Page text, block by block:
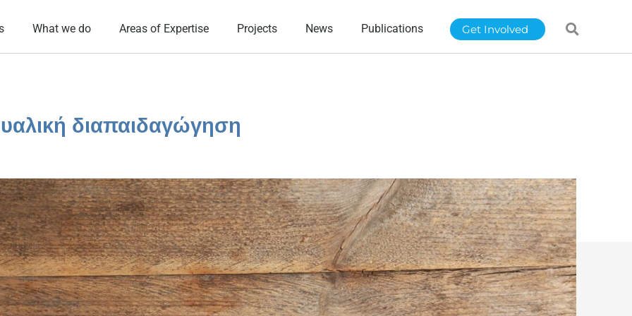
What we do Areas of Expertise Projects News Publications Get Involved
διαπαιδαγώγηση